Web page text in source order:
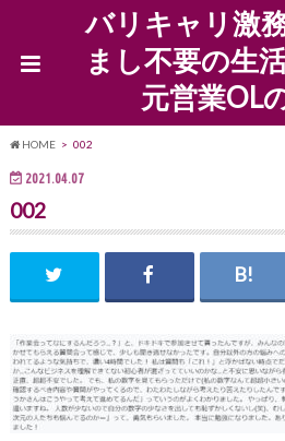
バリキャリ激
まし不要の生
元営業OL
HOME 002
2021.04.07
002